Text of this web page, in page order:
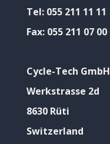
Tel: 055 211 11 11
Fax: 055 211 07 00
Cycle-Tech GmbH
Werkstrasse 2d
8630 Rüti
Switzerland